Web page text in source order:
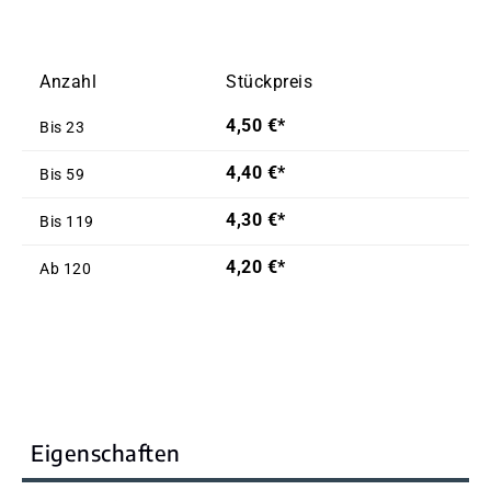
Anzahl Stückpreis
Bis 23 4,50 €*
Bis 59 4,40 €*
Bis 119 4,30 €*
Ab 120 4,20 €*
Eigenschaften